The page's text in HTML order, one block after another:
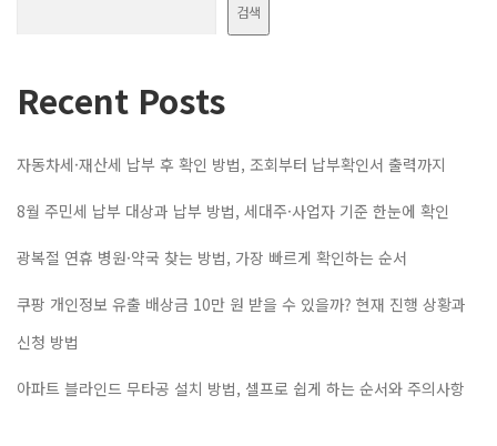
검색
Recent Posts
자동차세·재산세 납부 후 확인 방법, 조회부터 납부확인서 출력까지
8월 주민세 납부 대상과 납부 방법, 세대주·사업자 기준 한눈에 확인
광복절 연휴 병원·약국 찾는 방법, 가장 빠르게 확인하는 순서
쿠팡 개인정보 유출 배상금 10만 원 받을 수 있을까? 현재 진행 상황과
신청 방법
아파트 블라인드 무타공 설치 방법, 셀프로 쉽게 하는 순서와 주의사항